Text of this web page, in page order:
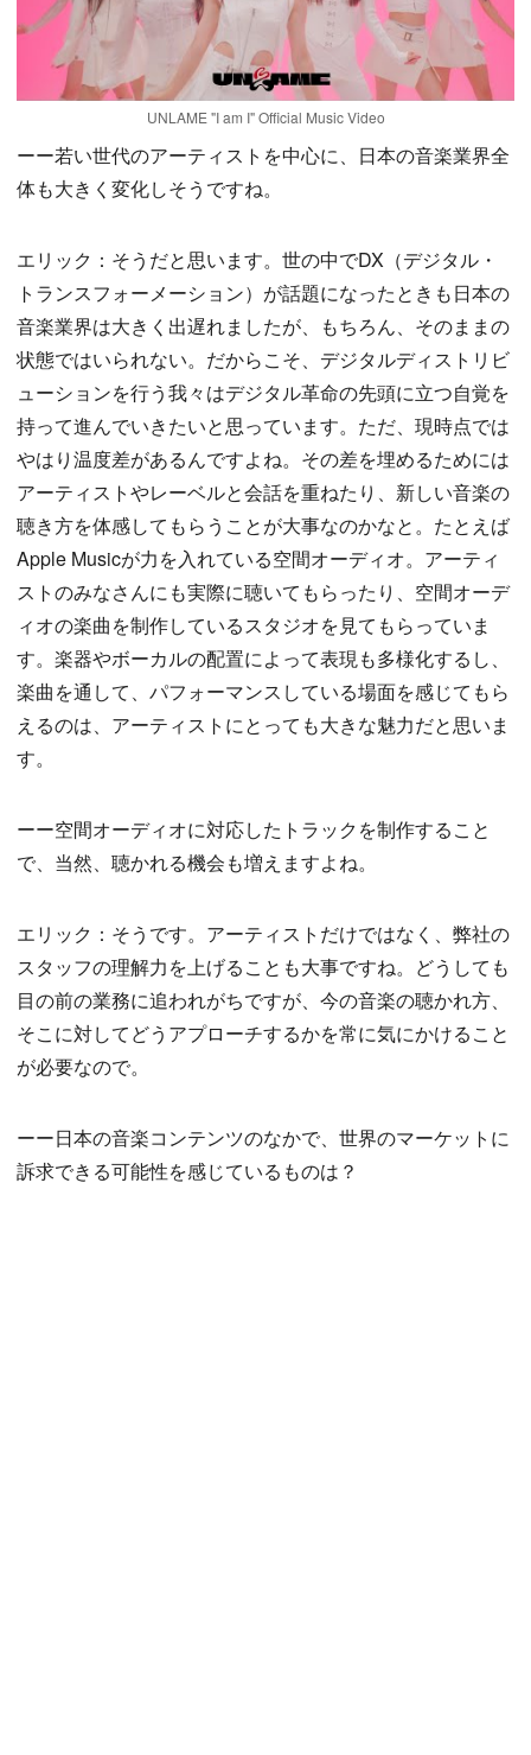
UNLAME "I am I" Official Music Video
ーー若い世代のアーティストを中心に、日本の音楽業界全
体も大きく変化しそうですね。
エリック：そうだと思います。世の中でDX（デジタル・
トランスフォーメーション）が話題になったときも日本の
音楽業界は大きく出遅れましたが、もちろん、そのままの
状態ではいられない。だからこそ、デジタルディストリビ
ューションを行う我々はデジタル革命の先頭に立つ自覚を
持って進んでいきたいと思っています。ただ、現時点では
やはり温度差があるんですよね。その差を埋めるためには
アーティストやレーベルと会話を重ねたり、新しい音楽の
聴き方を体感してもらうことが大事なのかなと。たとえば
Apple Musicが力を入れている空間オーディオ。アーティ
ストのみなさんにも実際に聴いてもらったり、空間オーデ
ィオの楽曲を制作しているスタジオを見てもらっていま
す。楽器やボーカルの配置によって表現も多様化するし、
楽曲を通して、パフォーマンスしている場面を感じてもら
えるのは、アーティストにとっても大きな魅力だと思いま
す。
ーー空間オーディオに対応したトラックを制作すること
で、当然、聴かれる機会も増えますよね。
エリック：そうです。アーティストだけではなく、弊社の
スタッフの理解力を上げることも大事ですね。どうしても
目の前の業務に追われがちですが、今の音楽の聴かれ方、
そこに対してどうアプローチするかを常に気にかけること
が必要なので。
ーー日本の音楽コンテンツのなかで、世界のマーケットに
訴求できる可能性を感じているものは？